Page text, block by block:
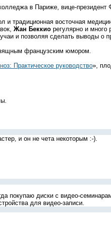
в Париже, вице-президент
и традиционная восточная
Жан Беккио регулярно и много
и позволяя сделать выводы
французским юмором.
Практическое руководство»,
и он не чета некоторым :-).
покупаю диски с видео-
для видео-записи.